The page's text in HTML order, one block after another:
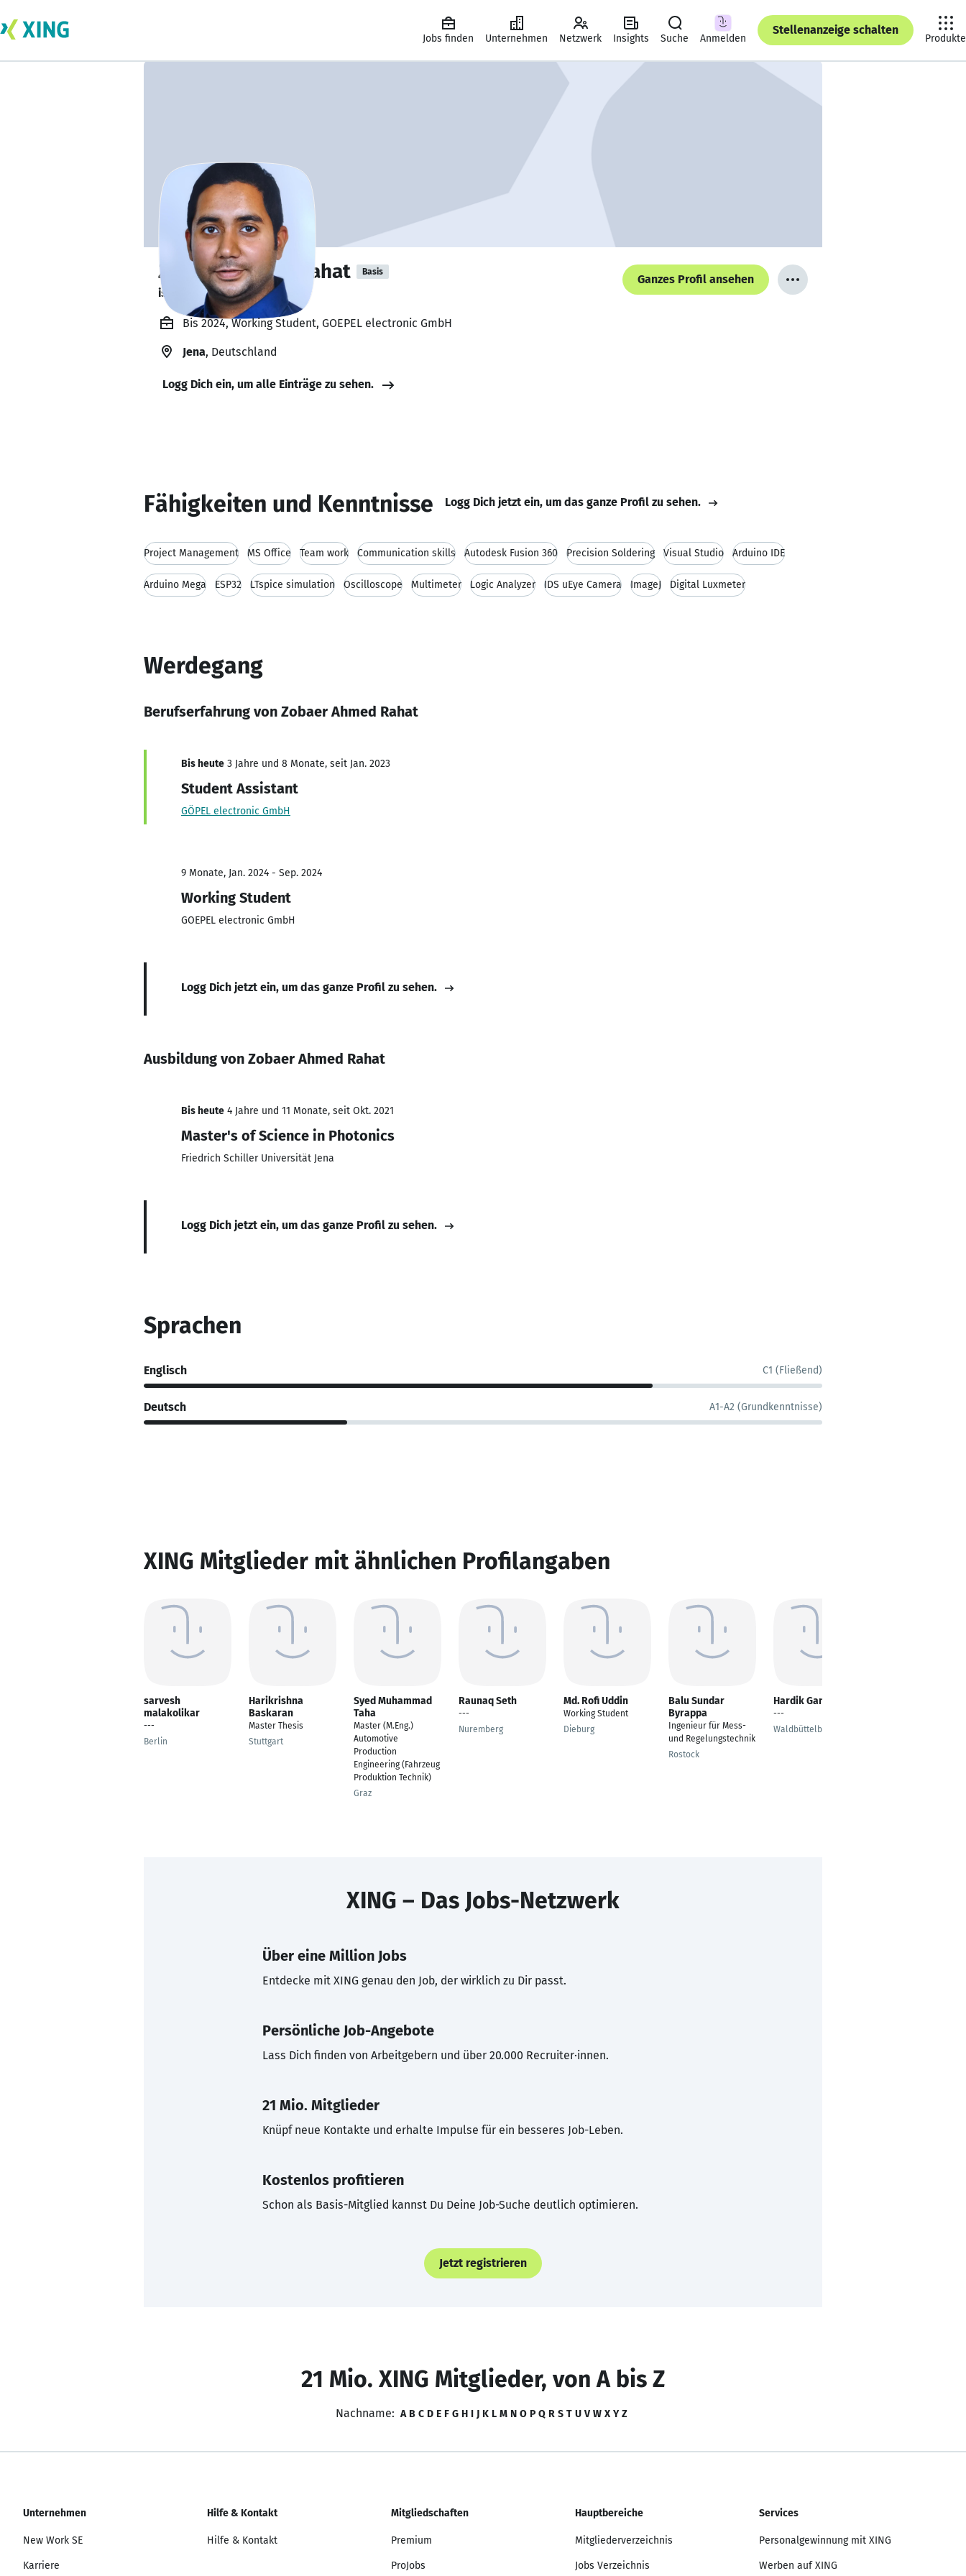
Jobs finden Unternehmen Netzwerk Insights Suche Anmelden
Stellenanzeige schalten
Produkte
Zobaer Ahmed Rahat Basis
is about to graduate. 🎓
Ganzes Profil ansehen
Bis 2024, Working Student, GOEPEL electronic GmbH
Jena, Deutschland
Logg Dich ein, um alle Einträge zu sehen.
Fähigkeiten und Kenntnisse Logg Dich jetzt ein, um das ganze Profil zu sehen.
Project Management MS Office Team work Communication skills Autodesk Fusion 360 Precision Soldering Visual Studio Arduino IDE
Arduino Mega ESP32 LTspice simulation Oscilloscope Multimeter Logic Analyzer IDS uEye Camera ImageJ Digital Luxmeter
Werdegang
Berufserfahrung von Zobaer Ahmed Rahat
Bis heute 3 Jahre und 8 Monate, seit Jan. 2023
Student Assistant
GÖPEL electronic GmbH
9 Monate, Jan. 2024 - Sep. 2024
Working Student
GOEPEL electronic GmbH
Logg Dich jetzt ein, um das ganze Profil zu sehen.
Ausbildung von Zobaer Ahmed Rahat
Bis heute 4 Jahre und 11 Monate, seit Okt. 2021
Master's of Science in Photonics
Friedrich Schiller Universität Jena
Logg Dich jetzt ein, um das ganze Profil zu sehen.
Sprachen
Englisch C1 (Fließend)
Deutsch A1-A2 (Grundkenntnisse)
XING Mitglieder mit ähnlichen Profilangaben
sarvesh
malakolikar
---
Berlin
Harikrishna
Baskaran
Master Thesis
Stuttgart
Syed Muhammad
Taha
Master (M.Eng.)
Automotive
Production
Engineering (Fahrzeug
Produktion Technik)
Graz
Raunaq Seth
---
Nuremberg
Md. Rofi Uddin
Working Student
Dieburg
Balu Sundar
Byrappa
Ingenieur für Mess-
und Regelungstechnik
Rostock
Hardik Gangani
---
Waldbüttelbrunn
XING – Das Jobs-Netzwerk
Über eine Million Jobs
Entdecke mit XING genau den Job, der wirklich zu Dir passt.
Persönliche Job-Angebote
Lass Dich finden von Arbeitgebern und über 20.000 Recruiter·innen.
21 Mio. Mitglieder
Knüpf neue Kontakte und erhalte Impulse für ein besseres Job-Leben.
Kostenlos profitieren
Schon als Basis-Mitglied kannst Du Deine Job-Suche deutlich optimieren.
Jetzt registrieren
21 Mio. XING Mitglieder, von A bis Z
Nachname: A B C D E F G H I J K L M N O P Q R S T U V W X Y Z
Unternehmen
New Work SE
Karriere
Hilfe & Kontakt
Hilfe & Kontakt
Mitgliedschaften
Premium
ProJobs
Hauptbereiche
Mitgliederverzeichnis
Jobs Verzeichnis
Services
Personalgewinnung mit XING
Werben auf XING